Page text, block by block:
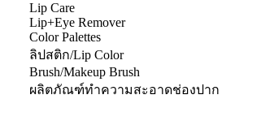
Lip Care
Lip+Eye Remover
Color Palettes
ลิปสติก/Lip Color
Brush/Makeup Brush
ผลิตภัณฑ์ทำความสะอาดช่องปาก